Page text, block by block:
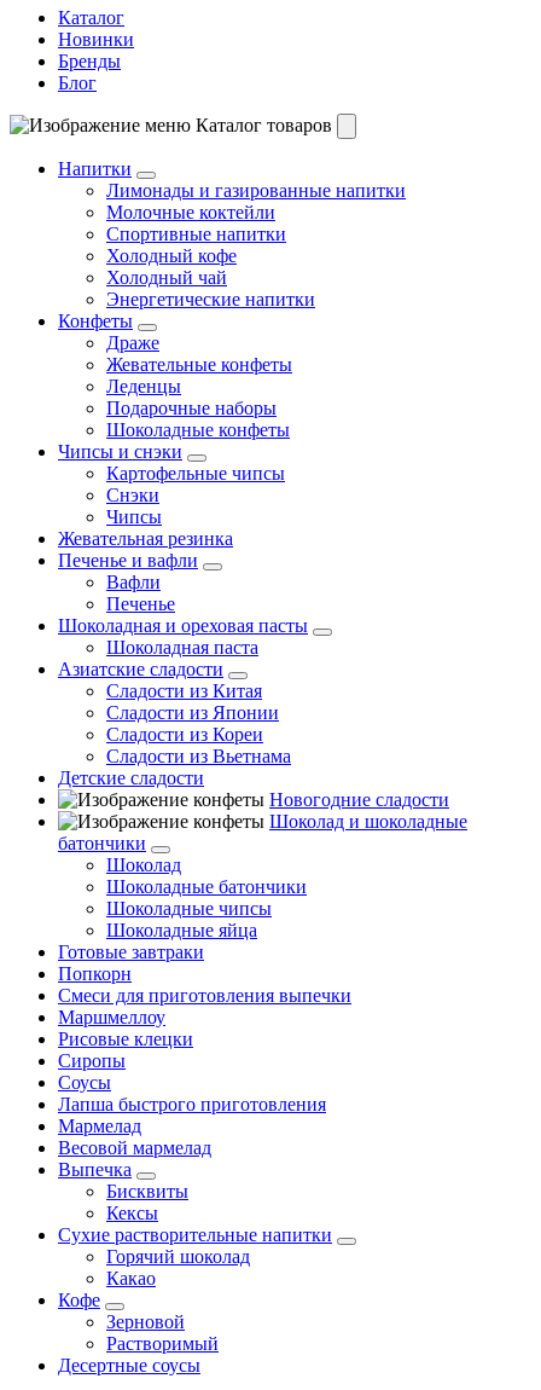
Каталог
Новинки
Бренды
Блог
Каталог товаров
Напитки
Лимонады и газированные напитки
Молочные коктейли
Спортивные напитки
Холодный кофе
Холодный чай
Энергетические напитки
Конфеты
Драже
Жевательные конфеты
Леденцы
Подарочные наборы
Шоколадные конфеты
Чипсы и снэки
Картофельные чипсы
Снэки
Чипсы
Жевательная резинка
Печенье и вафли
Вафли
Печенье
Шоколадная и ореховая пасты
Шоколадная паста
Азиатские сладости
Сладости из Китая
Сладости из Японии
Сладости из Кореи
Сладости из Вьетнама
Детские сладости
Новогодние сладости
Шоколад и шоколадные
батончики
Шоколад
Шоколадные батончики
Шоколадные чипсы
Шоколадные яйца
Готовые завтраки
Попкорн
Смеси для приготовления выпечки
Маршмеллоу
Рисовые клецки
Сиропы
Соусы
Лапша быстрого приготовления
Мармелад
Весовой мармелад
Выпечка
Бисквиты
Кексы
Сухие растворительные напитки
Горячий шоколад
Какао
Кофе
Зерновой
Растворимый
Десертные соусы